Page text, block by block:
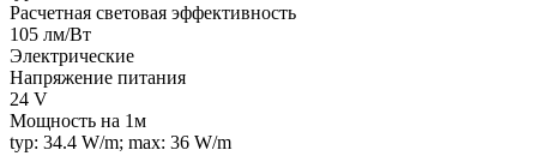
Расчетная световая эффективность
105 лм/Вт
Электрические
Напряжение питания
24 V
Мощность на 1м
typ: 34.4 W/m; max: 36 W/m